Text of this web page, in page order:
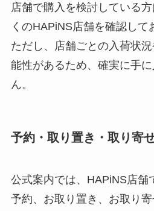
店舗で購入を検討している
くのHAPiNS店舗を確認して
ただし、店舗ごとの入荷状
能性があるため、確実に手
ん。
予約・取り置き・取り寄
公式案内では、HAPiNS店舗
予約、お取り置き、お取り